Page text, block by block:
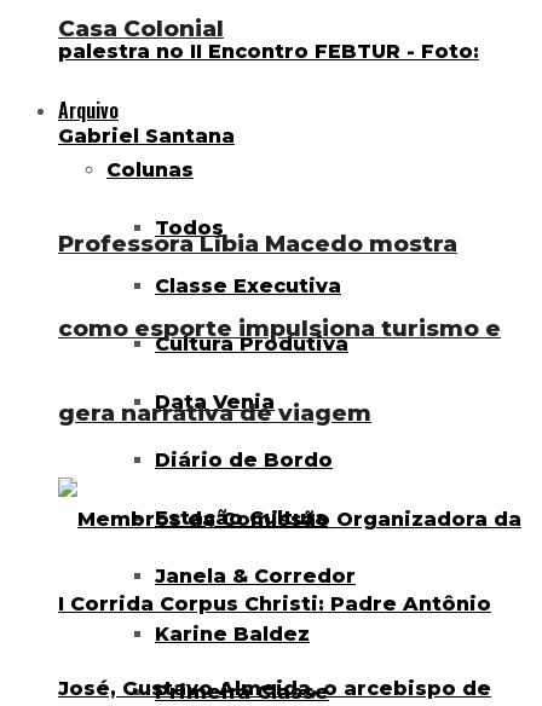
Casa Colonial
Arquivo
Colunas
Todos
Classe Executiva
Cultura Produtiva
Data Venia
Diário de Bordo
Estação Cultura
Janela & Corredor
Karine Baldez
Primeira Classe
Professora Líbia Macedo mostra
como esporte impulsiona turismo e
gera narrativa de viagem